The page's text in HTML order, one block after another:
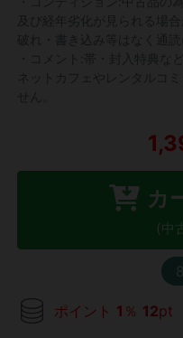
及び経年劣化が見られる場
破れ・書き込み等はなく通
カ
(中
ポイント 1 ％ 12pt